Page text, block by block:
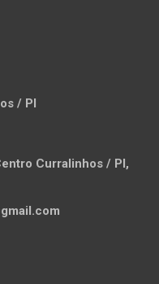
/ PI
Curralinhos / PI,